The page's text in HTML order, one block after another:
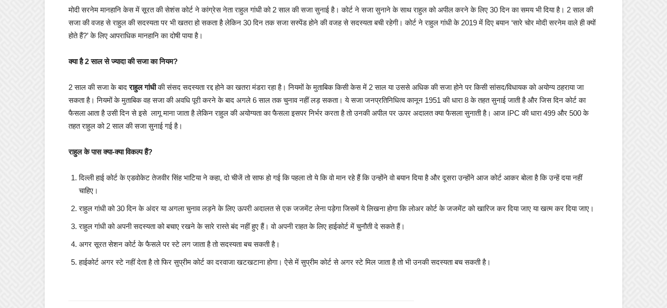
मोदी सरनेम मानहानि केस में सूरत की सेशंस कोर्ट ने कांग्रेस नेता राहुल गांधी को 2 साल की सजा सुनाई है। कोर्ट ने सजा सुनाने के साथ राहुल को अपील करने के लिए 30 दिन का समय भी दिया है। 2 साल की
सजा की वजह से राहुल की सदस्यता पर भी खतरा हो सकता है लेकिन 30 दिन तक सजा सस्पेंड होने की वजह से सदस्यता बची रहेगी। कोर्ट ने राहुल गांधी के 2019 में दिए बयान ‘सारे चोर मोदी सरनेम वाले ही क्यों
होते हैं?’ के लिए आपराधिक मानहानि का दोषी पाया है।
क्या है 2 साल से ज्यादा की सजा का नियम?
2 साल की सजा के बादराहुल गांधीकी संसद सदस्यता रद्द होने का खतरा मंडरा रहा है। नियमों के मुताबिक किसी केस में 2 साल या उससे अधिक की सजा होने पर किसी सांसद/विधायक को अयोग्य ठहराया जा
सकता है। नियमों के मुताबिक वह सजा की अवधि पूरी करने के बाद अगले 6 साल तक चुनाव नहीं लड़ सकता। ये सजा जनप्रतिनिधित्व कानून 1951 की धारा 8 के तहत सुनाई जाती है और जिस दिन कोर्ट का
फैसला आता है उसी दिन से इसे लागू माना जाता है लेकिन राहुल की अयोग्यता का फैसला इसपर निर्भर करता है तो उनकी अपील पर ऊपर अदालत क्या फैसला सुनाती है। आज IPC की धारा 499 और 500 के
तहत राहुल को 2 साल की सजा सुनाई गई है।
राहुल के पास क्या-क्या विकल्प हैं?
दिल्ली हाई कोर्ट के एडवोकेट तेजवीर सिंह भाटिया ने कहा, दो चीजें तो साफ हो गई कि पहला तो ये कि वो मान रहे हैं कि उन्होंने वो बयान दिया है और दूसरा उन्होंने आज कोर्ट आकर बोला है कि उन्हें दया नहीं
चाहिए।
राहुल गांधी को 30 दिन के अंदर या अगला चुनाव लड़ने के लिए ऊपरी अदालत से एक जजमेंट लेना पड़ेगा जिसमें ये लिखना होगा कि लोअर कोर्ट के जजमेंट को खारिज कर दिया जाए या खत्म कर दिया जाए।
राहुल गांधी को अपनी सदस्यता को बचाए रखने के सारे रास्ते बंद नहीं हुए हैं। वो अपनी राहत के लिए हाईकोर्ट में चुनौती दे सकते हैं।
अगर सूरत सेशन कोर्ट के फैसले पर स्टे लग जाता है तो सदस्यता बच सकती है।
हाईकोर्ट अगर स्टे नहीं देता है तो फिर सुप्रीम कोर्ट का दरवाजा खटखटाना होगा। ऐसे में सुप्रीम कोर्ट से अगर स्टे मिल जाता है तो भी उनकी सदस्यता बच सकती है।